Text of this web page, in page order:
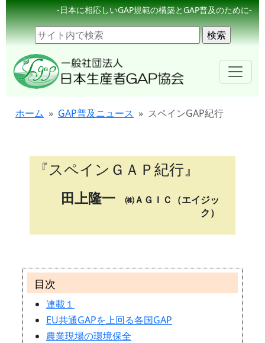
-日本に相応しいGAP規範の構築とGAP普及のために-
ホーム GAP普及ニュース スペインGAP紀行
『スペインＧＡＰ紀行』
田上隆一 ㈱ＡＧＩＣ（エイジッ
ク）
目次
連載１
EU共通GAPを上回る各国GAP
農業現場の環境保全